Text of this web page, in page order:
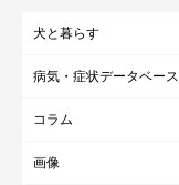
犬と暮らす
病気・症状データベース
コラム
画像